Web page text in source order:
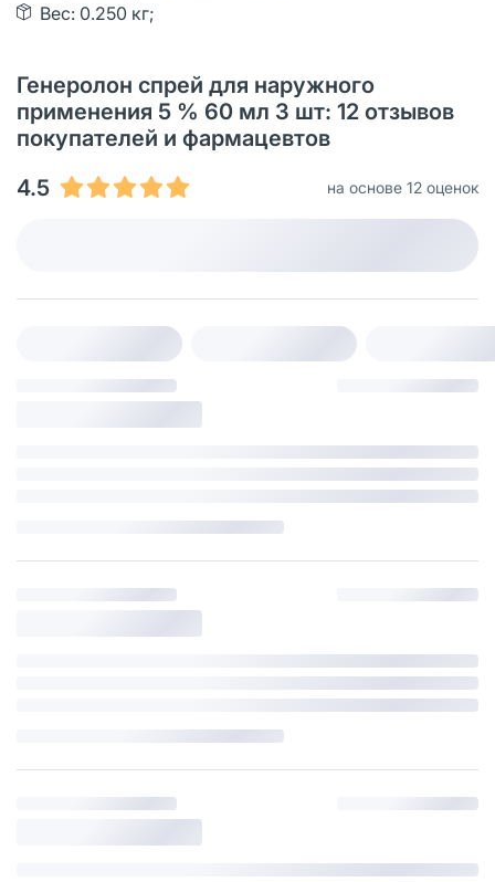
Вес: 0.250 кг;
Генеролон спрей для наружного
применения 5 % 60 мл 3 шт: 12 отзывов
покупателей и фармацевтов
4.5
на основе 12 оценок